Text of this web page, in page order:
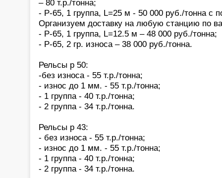
– 80 т.р./тонна;
- Р-65, 1 группа, L=25 м - 50 000 руб./тонна с
Организуем доставку на любую станцию по
- Р-65, 1 группа, L=12.5 м – 48 000 руб./тонна;
- Р-65, 2 гр. износа – 38 000 руб./тонна.
Рельсы р 50:
-без износа - 55 т.р./тонна;
- износ до 1 мм. - 55 т.р./тонна;
- 1 группа - 40 т.р./тонна;
- 2 группа - 34 т.р./тонна.
Рельсы р 43:
- без износа - 55 т.р./тонна;
- износ до 1 мм. - 55 т.р./тонна;
- 1 группа - 40 т.р./тонна;
- 2 группа - 34 т.р./тонна.